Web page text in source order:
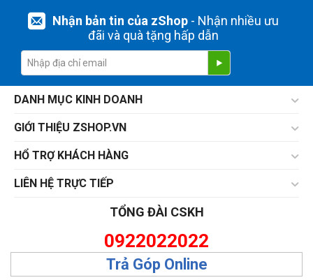
Nhận bản tin của zShop- Nhận nhiều ưu
đãi và quà tặng hấp dẫn
DANH MỤC KINH DOANH
GIỚI THIỆU ZSHOP.VN
HỔ TRỢ KHÁCH HÀNG
LIÊN HỆ TRỰC TIẾP
TỔNG ĐÀI CSKH
0922022022
Trả Góp Online